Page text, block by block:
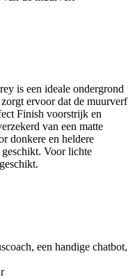
is een ideale ondergrond
ervoor dat de muurverf
Finish voorstrijk en
van een matte
donkere en heldere
Voor lichte
een handige chatbot,